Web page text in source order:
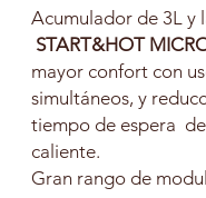
Acumulador de 3L y
START&HOT
mayor confort con
simultáneos, y
tiempo de espera
caliente.
Gran rango de